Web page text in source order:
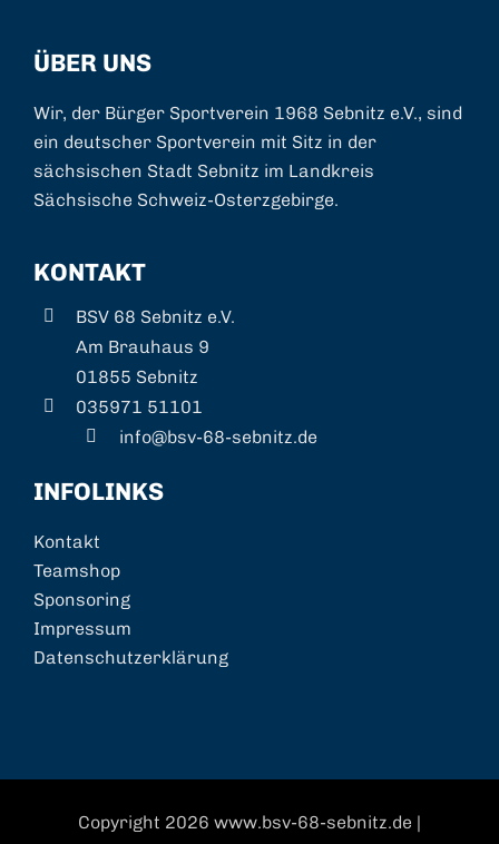
ÜBER UNS
Wir, der Bürger Sportverein 1968 Sebnitz e.V., sind
ein deutscher Sportverein mit Sitz in der
sächsischen Stadt Sebnitz im Landkreis
Sächsische Schweiz-Osterzgebirge.
KONTAKT
BSV 68 Sebnitz e.V.
Am Brauhaus 9
01855 Sebnitz
035971 51101
info@bsv-68-sebnitz.de
INFOLINKS
Kontakt
Teamshop
Sponsoring
Impressum
Datenschutzerklärung
Copyright 2026 www.bsv-68-sebnitz.de |